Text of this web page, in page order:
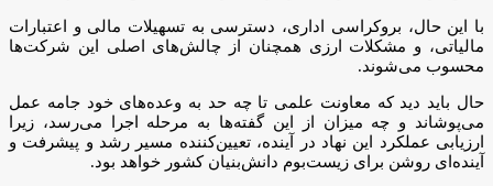
با این حال، بروکراسی اداری، دسترسی به تسهیلات مالی و اعتبارات
مالیاتی، و مشکلات ارزی همچنان از چالش‌های اصلی این شرکت‌ها
محسوب می‌شوند.
حال باید دید که معاونت علمی تا چه حد به وعده‌های خود جامه عمل
می‌پوشاند و چه میزان از این گفته‌ها به مرحله اجرا می‌رسد، زیرا
ارزیابی عملکرد این نهاد در آینده، تعیین‌کننده مسیر رشد و پیشرفت و
آینده‌ای روشن برای زیست‌بوم دانش‌بنیان کشور خواهد بود.